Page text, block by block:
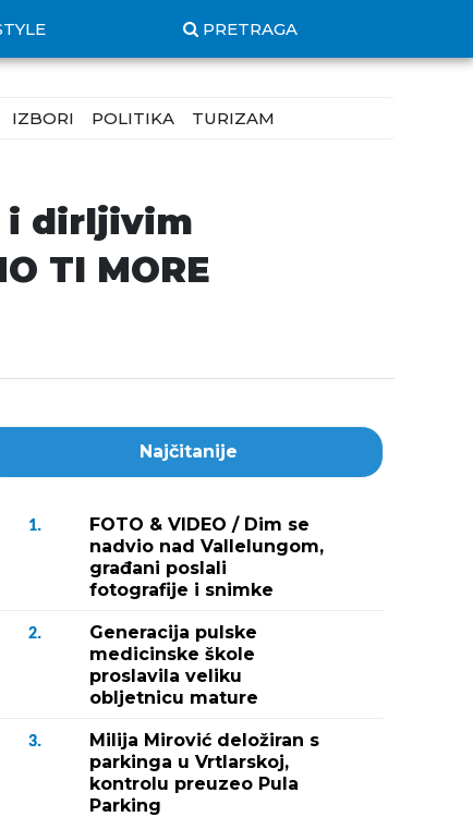
PRETRAGA
IZBORI POLITIKA TURIZAM
i dirljivim
TI MORE
Najčitanije
1.
FOTO & VIDEO / Dim se
nadvio nad Vallelungom,
građani poslali
fotografije i snimke
2.
Generacija pulske
medicinske škole
proslavila veliku
obljetnicu mature
3.
Milija Mirović deložiran s
parkinga u Vrtlarskoj,
kontrolu preuzeo Pula
Parking